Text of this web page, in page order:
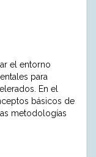
el entorno
para
En el
básicos de
metodologías